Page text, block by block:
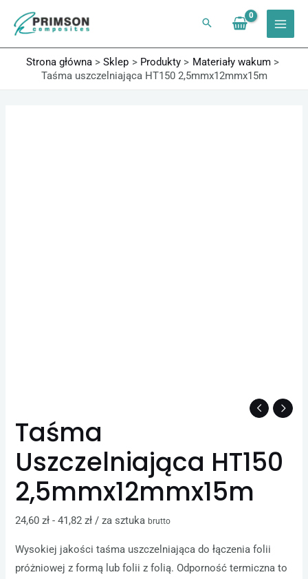
treści
Strona główna
Sklep Produkty
Materiały wakum
Taśma uszczelniająca HT150 2,5mmx12mmx15m
Taśma
Uszczelniająca HT150
2,5mmx12mmx15m
24,60zł -41,82zł / za sztukabrutto
Wysokiej jakości taśma uszczelniająca do łączenia folii
próżniowej z formą lub folii z folią. Odporność termiczna to